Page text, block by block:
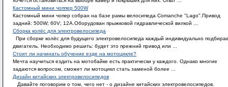
Кастомный мини чоппер 500W
Кастомный мини чопер собран на базе рамы велосипеда Comanche "Lago".Привод
задний: 500W; 60V; 12A.Оборудован прыжковой гидравлической вилкой ...
Сборка колёс для электровелосипеда
При сборке колёс для будущего электровелосипеда каждый индивидуально
двигатель. Необходимо решить: будет это прежний привод или ...
Стоит ли начинать обучение езде на мотоцикле?
Мечта научиться ездить на мотобайке есть практически у каждого. Однако многие
задаются вопросом, сможет ли мотоцикл стать заменой более ...
Дизайн китайских электровелосипедов
Давайте поговорим о том, чего нет - о дизайне китайских электровелосипедов.